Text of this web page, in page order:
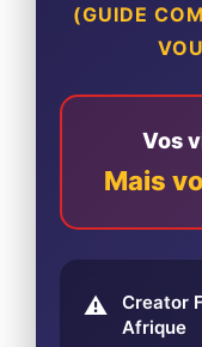
(GUIDE
Vos
Mais
⚠️ Creator
Afrique